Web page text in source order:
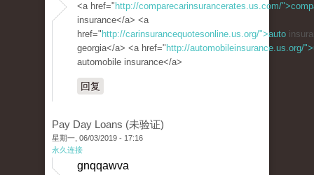
<a href=" http://comparecarinsurancerates.us.com/
insurance</a> <a
href=" http://carinsurancequotesonline.us.org/">auto
georgia</a> <a href=" http://automobileinsurance.us.org/
automobile insurance</a>
回复
Pay Day Loans (未验证)
星期一, 06/03/2019 - 17:16
永久连接
gnqqawva